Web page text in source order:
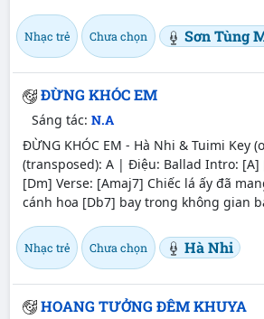
Nhạc trẻ Chưa chọn Sơn Tùng
ĐỪNG KHÓC EM
Sáng tác: N.A
ĐỪNG KHÓC EM - Hà Nhi & Tuimi Key
(transposed): A | Điệu: Ballad Intro:
[Dm] Verse: [Amaj7] Chiếc lá ấy đã
cánh hoa [Db7] bay trong không gian
Nhạc trẻ Chưa chọn Hà Nhi
HOANG TƯỞNG ĐÊM KHUYA